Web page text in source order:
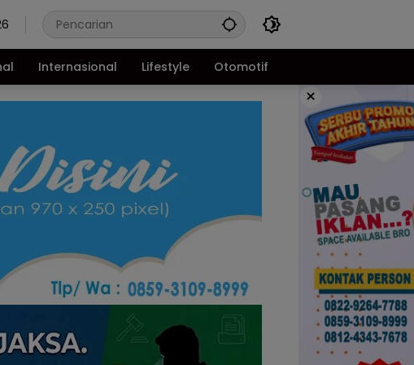
Internasional Lifestyle Otomotif
×